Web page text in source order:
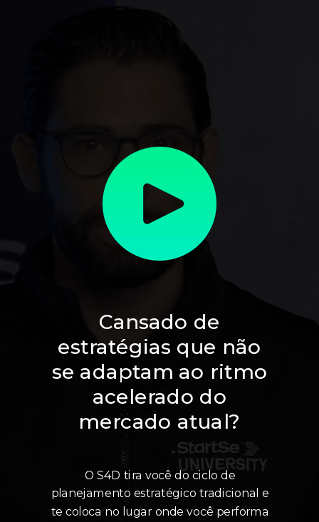
Cansado de
estratégias que não
se adaptam ao ritmo
acelerado do
mercado atual?
O S4D tira você do ciclo de
planejamento estratégico tradicional e
te coloca no lugar onde você performa